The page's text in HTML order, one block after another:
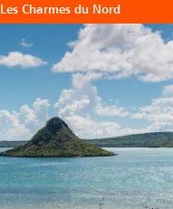
Les Charmes du Nord